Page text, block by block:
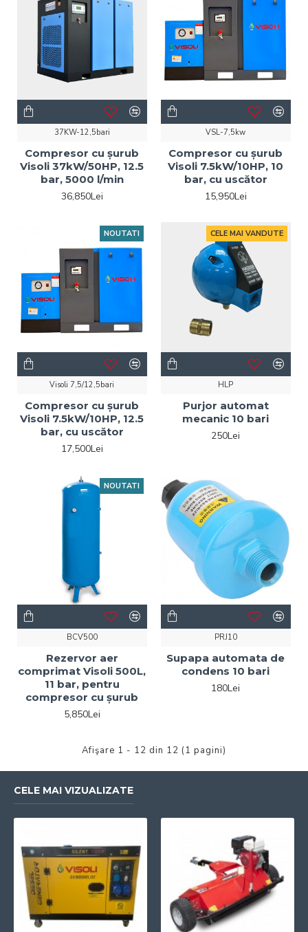
37KW-12,5bari
Compresor cu șurub
Visoli 37kW/50HP, 12.5
bar, 5000 l/min
36,850Lei
VSL-7,5kw
Compresor cu șurub
Visoli 7.5kW/10HP, 10
bar, cu uscător
15,950Lei
NOUTATI
Visoli 7,5/12,5bari
Compresor cu șurub
Visoli 7.5kW/10HP, 12.5
bar, cu uscător
17,500Lei
CELE MAI VANDUTE
HLP
Purjor automat
mecanic 10 bari
250Lei
NOUTATI
BCV500
Rezervor aer
comprimat Visoli 500L,
11 bar, pentru
compresor cu șurub
5,850Lei
PRJ10
Supapa automata de
condens 10 bari
180Lei
Afişare 1 - 12 din 12 (1 pagini)
CELE MAI VIZUALIZATE